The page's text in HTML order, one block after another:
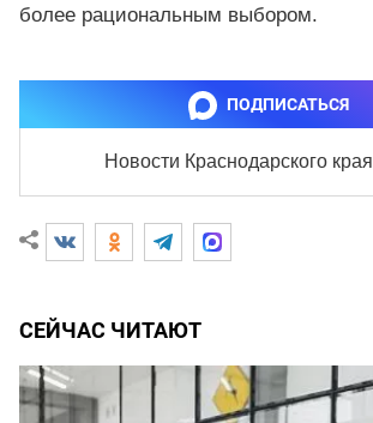
более рациональным выбором.
ПОДПИСАТЬСЯ
Новости Краснодарского края
СЕЙЧАС ЧИТАЮТ